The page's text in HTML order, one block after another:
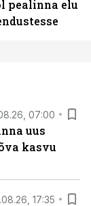
pealinna elu
07:00
uus
kasvu
17:35